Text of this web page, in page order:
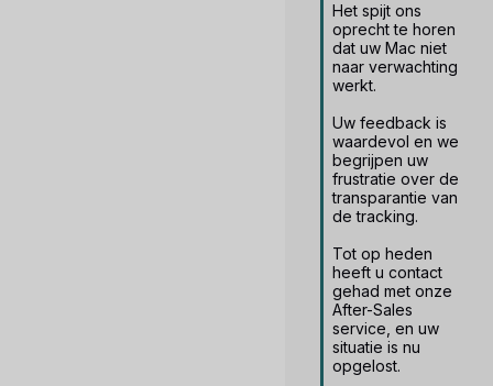
Het spijt ons
oprecht te horen
dat uw Mac niet
naar verwachting
werkt.
Uw feedback is
waardevol en we
begrijpen uw
frustratie over de
transparantie van
de tracking.
Tot op heden
heeft u contact
gehad met onze
After-Sales
service, en uw
situatie is nu
opgelost.